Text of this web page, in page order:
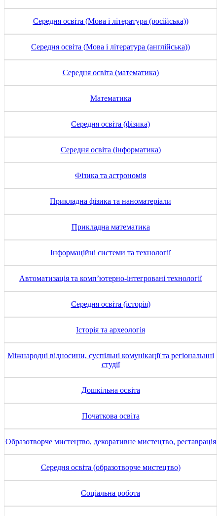
Середня освіта (Мова і література (російська))
Середня освіта (Мова і література (англійська))
Середня освіта (математика)
Математика
Середня освіта (фізика)
Середня освіта (інформатика)
Фізика та астрономія
Прикладна фізика та наноматеріали
Прикладна математика
Інформаційні системи та технології
Автоматизація та комп’ютерно-інтегровані технології
Середня освіта (історія)
Історія та археологія
Міжнародні відносини, суспільні комунікації та регіональнні
студії
Дошкільна освіта
Початкова освіта
Образотворче мистецтво, декоративне мистецтво, реставрація
Середня освіта (образотворче мистецтво)
Соціальна робота